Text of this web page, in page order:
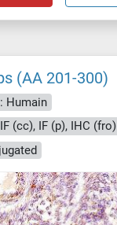
(AA 201-300)
Humain
(cc), IF (p), IHC (fro)